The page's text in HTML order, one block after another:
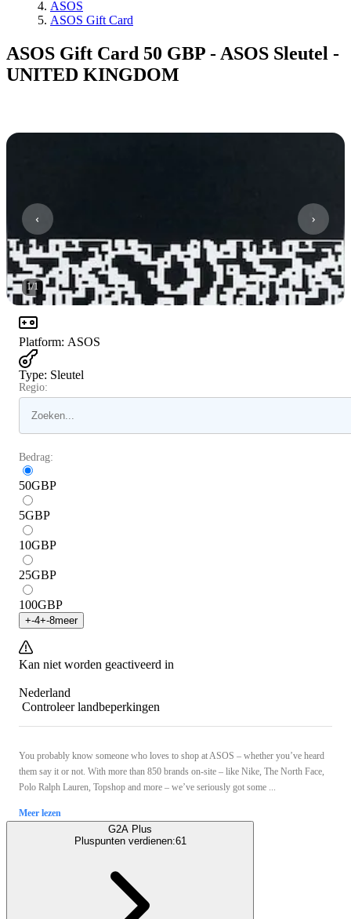
ASOS
ASOS Gift Card
ASOS Gift Card 50 GBP - ASOS Sleutel -
UNITED KINGDOM
1/1
Platform: ASOS
Type: Sleutel
Regio:
Bedrag:
50GBP
5GBP
10GBP
25GBP
100GBP
+-4+-8meer
Kan niet worden geactiveerd in
Nederland
Controleer landbeperkingen
You probably know someone who loves to shop at ASOS – whether you’ve heard
them say it or not. With more than 850 brands on-site – like Nike, The North Face,
Polo Ralph Lauren, Topshop and more – we’ve seriously got some ...
Meer lezen
G2A Plus
Pluspunten verdienen:61